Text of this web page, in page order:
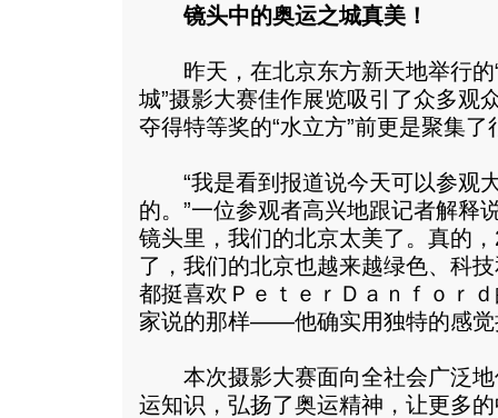
镜头中的奥运之城真美！
昨天，在北京东方新天地举行的
城”摄影大赛佳作展览吸引了众多观
夺得特等奖的“水立方”前更是聚集了
“我是看到报道说今天可以参观
的。”一位参观者高兴地跟记者解释
镜头里，我们的北京太美了。 真的
了，我们的北京也越来越绿色、科
都挺喜欢ＰｅｔｅｒＤａｎｆｏｒｄ
家说的那样——他确实用独特的感觉
本次摄影大赛面向全社会广泛地
运知识，弘扬了奥运精神，让更多